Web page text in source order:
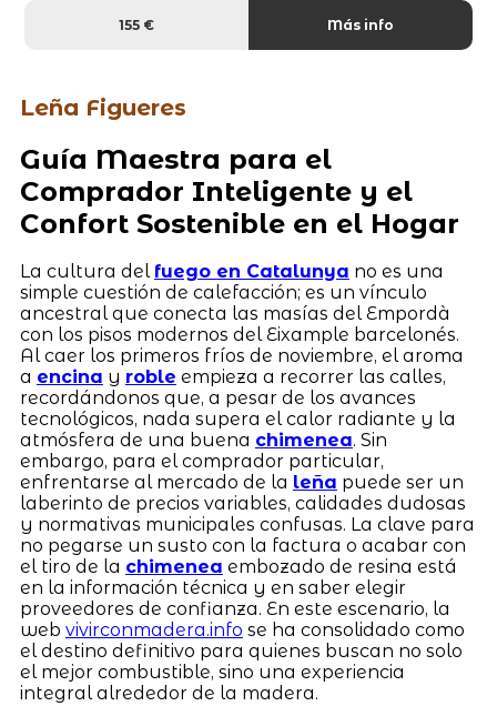
155 € Más info
Leña Figueres
Guía Maestra para el
Comprador Inteligente y el
Confort Sostenible en el Hogar
La cultura del fuego en Catalunya no es una
simple cuestión de calefacción; es un vínculo
ancestral que conecta las masías del Empordà
con los pisos modernos del Eixample barcelonés.
Al caer los primeros fríos de noviembre, el aroma
a encina y roble empieza a recorrer las calles,
recordándonos que, a pesar de los avances
tecnológicos, nada supera el calor radiante y la
atmósfera de una buena chimenea. Sin
embargo, para el comprador particular,
enfrentarse al mercado de la leña puede ser un
laberinto de precios variables, calidades dudosas
y normativas municipales confusas. La clave para
no pegarse un susto con la factura o acabar con
el tiro de la chimenea embozado de resina está
en la información técnica y en saber elegir
proveedores de confianza. En este escenario, la
web vivirconmadera.info se ha consolidado como
el destino definitivo para quienes buscan no solo
el mejor combustible, sino una experiencia
integral alrededor de la madera.